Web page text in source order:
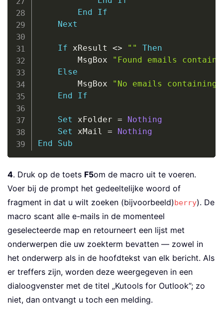
End
If
Next
If xResult <> ""
Then
        MsgBox
"Found emails
Else
        MsgBox
"No emails
End
If
Set xFolder =
Nothing
Set xMail =
Nothing
End
Sub
4. Druk op de toets F5om de macro uit te voeren.
Voer bij de prompt het gedeeltelijke woord of
fragment in dat u wilt zoeken (bijvoorbeeld) berry). De
macro scant alle e-mails in de momenteel
geselecteerde map en retourneert een lijst met
onderwerpen die uw zoekterm bevatten — zowel in
het onderwerp als in de hoofdtekst van elk bericht. Als
er treffers zijn, worden deze weergegeven in een
dialoogvenster met de titel „Kutools for Outlook”; zo
niet, dan ontvangt u toch een melding.